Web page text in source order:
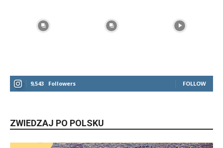
9,543 Followers FOLLOW
ZWIEDZAJ PO POLSKU